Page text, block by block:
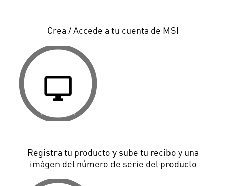
Crea / Accede a tu cuenta de MSI
desktop_windows
[ PASO 2 ]
Registra tu producto y sube tu recibo y una
imágen del número de serie del producto